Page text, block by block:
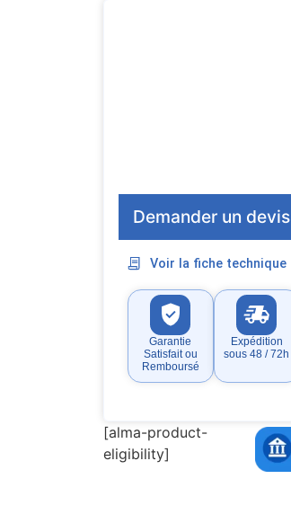
Demander un devis
Voir la fiche technique
Garantie
Satisfait ou
Remboursé
Expédition
sous 48 / 72h
[alma-product-
eligibility]